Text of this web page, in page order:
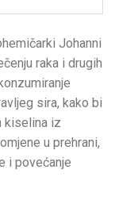
Johanni
raka i drugih
sira, kako bi
kiselina iz
u prehrani,
i povećanje